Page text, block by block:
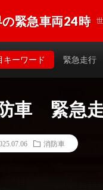
緊急車両24時
キーワード 緊急走行
車 緊急
消防車